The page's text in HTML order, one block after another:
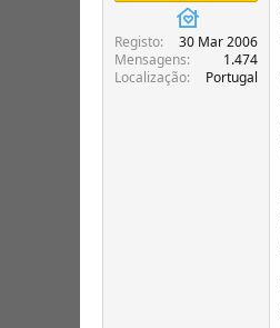
T
p
i
c
o
Registo
30 Mar 2006
Mensagens
1.474
Localização
Portugal